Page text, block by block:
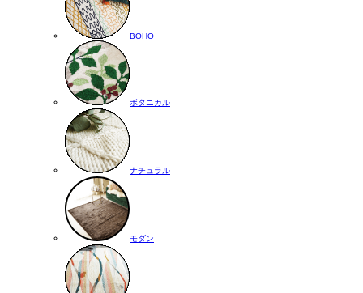
BOHO
ボタニカル
ナチュラル
モダン